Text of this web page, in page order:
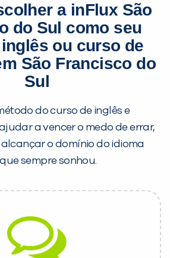
a inFlux São
do Sul como seu
ou curso de
São Francisco do
Sul
do curso de inglês e
a vencer o medo de errar,
o domínio do idioma
sempre sonhou.